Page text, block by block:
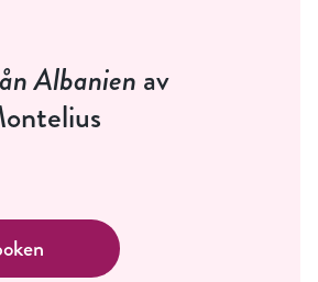
Albanienav